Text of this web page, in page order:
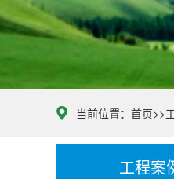
当前位置： 首页>>
工程案